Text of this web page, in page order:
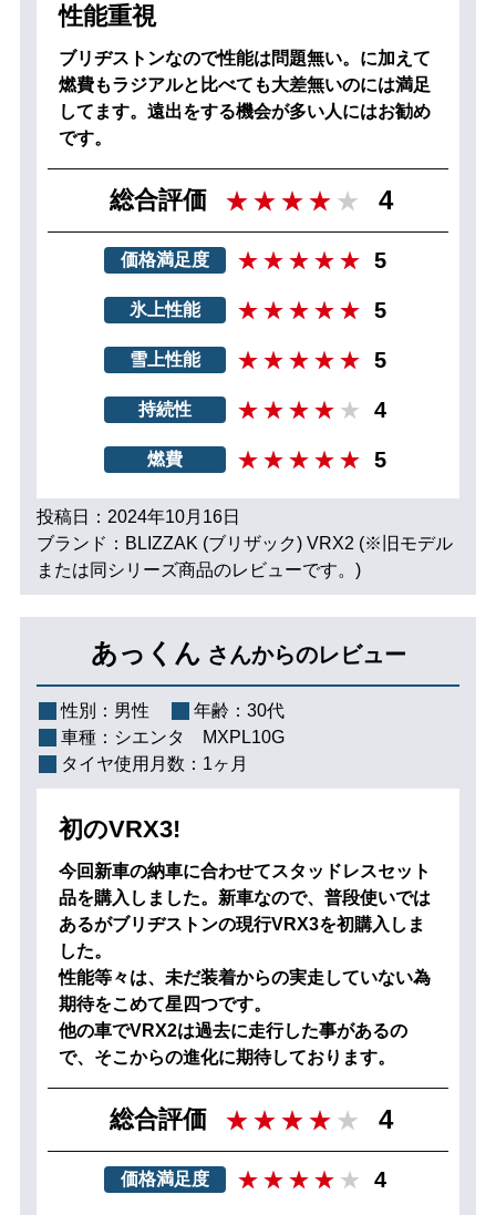
性能重視
ブリヂストンなので性能は問題無い。に加えて
燃費もラジアルと比べても大差無いのには満足
してます。遠出をする機会が多い人にはお勧め
です。
総合評価 4
価格満足度 5
氷上性能 5
雪上性能 5
持続性 4
燃費 5
投稿日：2024年10月16日
ブランド：BLIZZAK (ブリザック) VRX2 (※旧モデル
または同シリーズ商品のレビューです。)
あっくん さんからのレビュー
性別： 男性 年齢： 30代
車種： シエンタ MXPL10G
タイヤ使用月数： 1ヶ月
初のVRX3!
今回新車の納車に合わせてスタッドレスセット
品を購入しました。新車なので、普段使いでは
あるがブリヂストンの現行VRX3を初購入しま
した。
性能等々は、未だ装着からの実走していない為
期待をこめて星四つです。
他の車でVRX2は過去に走行した事があるの
で、そこからの進化に期待しております。
総合評価 4
価格満足度 4